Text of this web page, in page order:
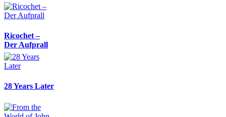
Ricochet –
Der Aufprall
28 Years Later